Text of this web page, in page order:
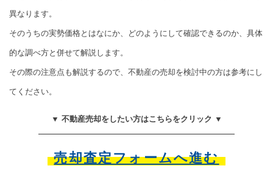
異なります。
そのうちの実勢価格とはなにか、どのようにして確認できるのか、具体
的な調べ方と併せて解説します。
その際の注意点も解説するので、不動産の売却を検討中の方は参考にし
てください。
▼ 不動産売却をしたい方はこちらをクリック ▼
売却査定フォームへ進む